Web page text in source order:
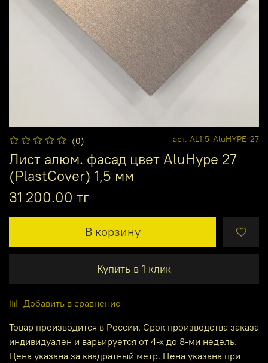
(0) арт. AL1,5-AluHYPE-27
Лист алюм. фасад цвет AluHype 27
(PlastCover) 1,5 мм
31 200.00 тг
В корзину
Купить в 1 клик
Добавить в сравнение
Товар производится в России. Срок производства заказа
индивидуален и варьируется от 4-х до 8-ми недель.
Цена указана за квадратный метр. Цена указана при